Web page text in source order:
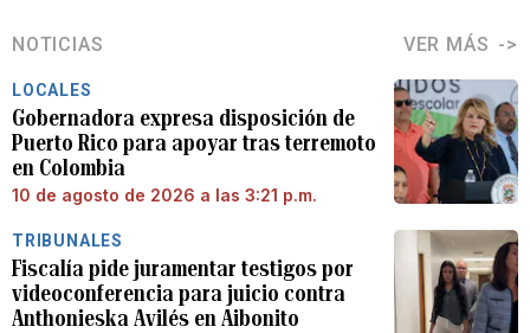
NOTICIAS VER MÁS
LOCALES
Gobernadora expresa disposición de
Puerto Rico para apoyar tras terremoto
en Colombia
10 de agosto de 2026 a las 3:21 p.m.
TRIBUNALES
Fiscalía pide juramentar testigos por
videoconferencia para juicio contra
Anthonieska Avilés en Aibonito